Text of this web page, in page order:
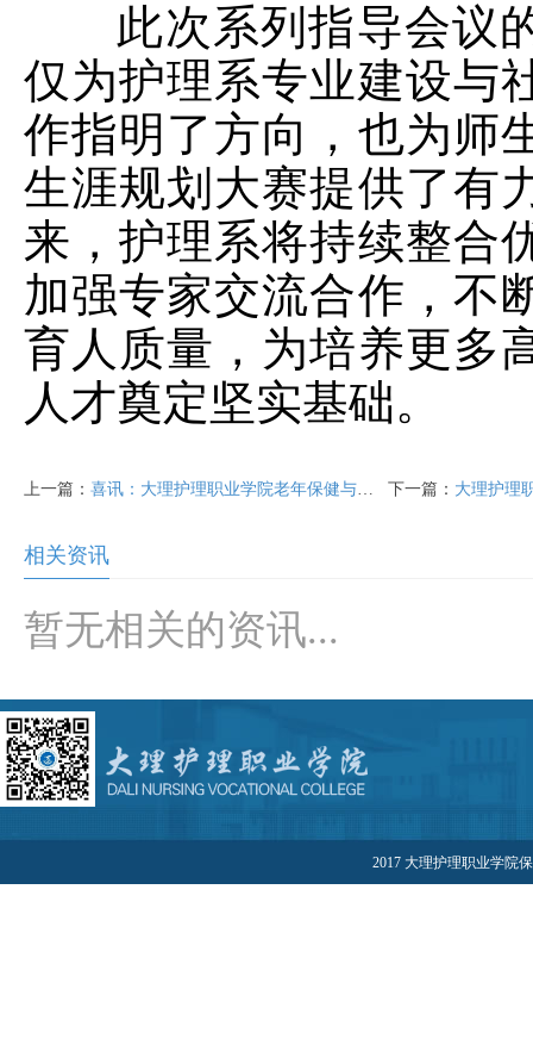
此次系列指导会议
仅为护理系专业建设与
作指明了方向，也为师
生涯规划大赛提供了有
来，护理系将持续整合
加强专家交流合作，不
育人质量，为培养更多
人才奠定坚实基础。
上一篇： 喜讯：大理护理职业学院老年保健与管理专业群确定为云南省第二期省级"双高计划"立项建设专业群 下一篇： 大理护理职业学院
相关资讯
暂无相关的资讯...
2017 大理护理职业学院